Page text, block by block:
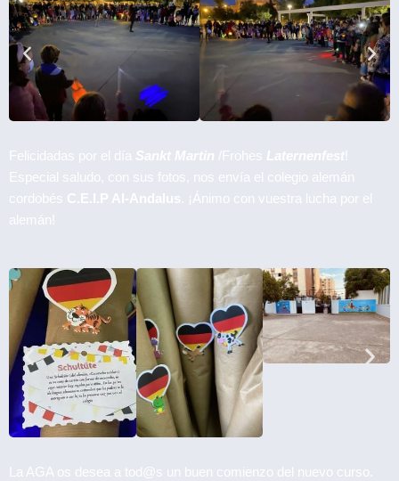
Felicidadas por el día Sankt Martin /Frohes Laternenfest
Especial saludo, con sus fotos, nos envía el colegio alemán
cordobés C.E.I.P Al-Andalus . ¡Ánimo con vuestra lucha por el
alemán!
La AGA os desea a tod@s un buen comienzo del nuevo curso.